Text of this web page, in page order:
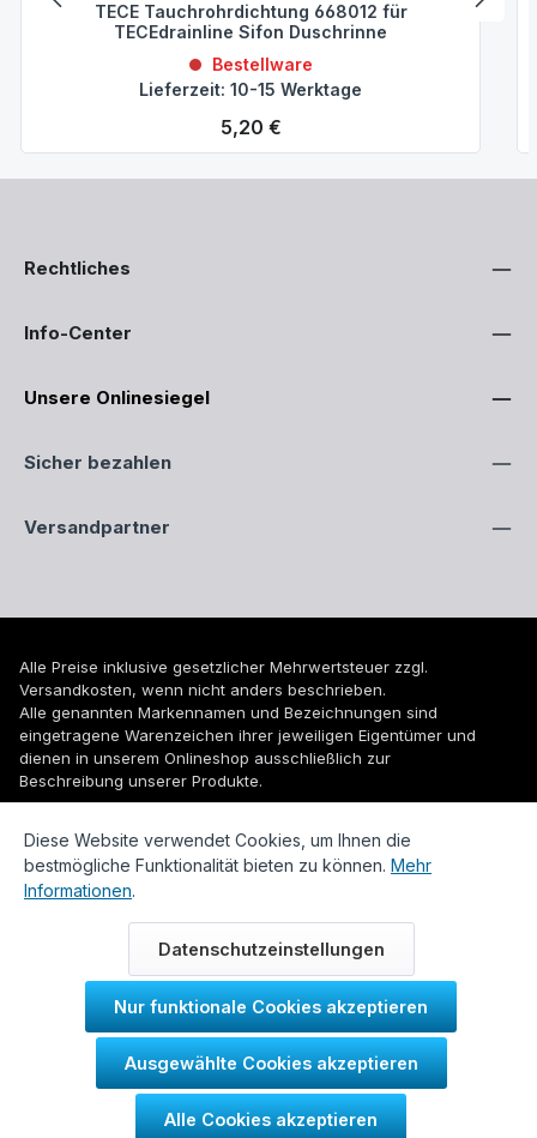
TECE Tauchrohrdichtung 668012 für
TECEdrainline Sifon Duschrinne
Bestellware
Lieferzeit: 10-15 Werktage
Regulärer Preis:
5,20 €
Rechtliches
Info-Center
Unsere Onlinesiegel
Sicher bezahlen
Versandpartner
Alle Preise inklusive gesetzlicher Mehrwertsteuer zzgl.
Versandkosten, wenn nicht anders beschrieben.
Alle genannten Markennamen und Bezeichnungen sind
eingetragene Warenzeichen ihrer jeweiligen Eigentümer und
dienen in unserem Onlineshop ausschließlich zur
Beschreibung unserer Produkte.
© 2026 WUH24.de - Weigel und Unger Heizungs- und
Sanitärtechnik GmbH
Diese Website verwendet Cookies, um Ihnen die
bestmögliche Funktionalität bieten zu können. Mehr
Informationen.
Datenschutzeinstellungen
Nur funktionale Cookies akzeptieren
Ausgewählte Cookies akzeptieren
Alle Cookies akzeptieren
Durch IT-Recht Kanzlei
Kundenmeinung: